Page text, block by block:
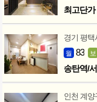
최고단
경기 평택
월 83 보
송탄역/
인천 계양